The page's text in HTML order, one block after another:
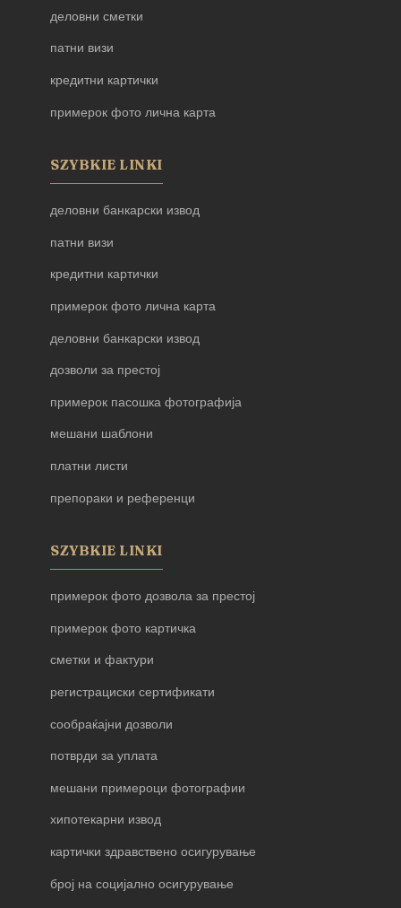
деловни сметки
патни визи
кредитни картички
примерок фото лична карта
SZYBKIE LINKI
деловни банкарски извод
патни визи
кредитни картички
примерок фото лична карта
деловни банкарски извод
дозволи за престој
примерок пасошка фотографија
мешани шаблони
платни листи
препораки и референци
SZYBKIE LINKI
примерок фото дозвола за престој
примерок фото картичка
сметки и фактури
регистрациски сертификати
сообраќајни дозволи
потврди за уплата
мешани примероци фотографии
хипотекарни извод
картички здравствено осигурување
број на социјално осигурување